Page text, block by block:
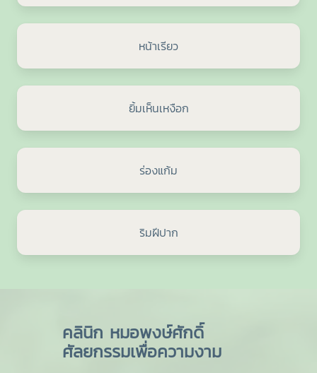
หน้าเรียว
ยิ้มเห็นเหงือก
ร่องแก้ม
ริมฝีปาก
คลินิก หมอพงษ์ศักดิ์
ศัลยกรรมเพื่อความงาม